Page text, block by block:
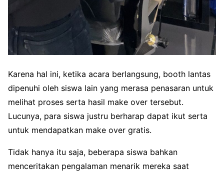
Karena hal ini, ketika acara berlangsung, booth lantas
dipenuhi oleh siswa lain yang merasa penasaran untuk
melihat proses serta hasil make over tersebut.
Lucunya, para siswa justru berharap dapat ikut serta
untuk mendapatkan make over gratis.
Tidak hanya itu saja, beberapa siswa bahkan
menceritakan pengalaman menarik mereka saat